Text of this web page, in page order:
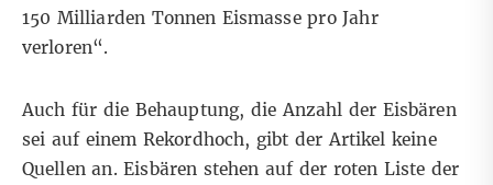
150 Milliarden Tonnen Eismasse pro Jahr
verloren“.
Auch für die Behauptung, die Anzahl der Eisbären
sei auf einem Rekordhoch, gibt der Artikel keine
Quellen an. Eisbären stehen auf der roten Liste der